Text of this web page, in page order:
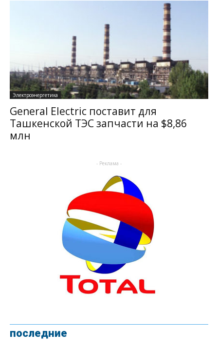
Электроэнергетика
General Electric поставит для
Ташкенской ТЭС запчасти на $8,86
млн
- Реклама -
последние